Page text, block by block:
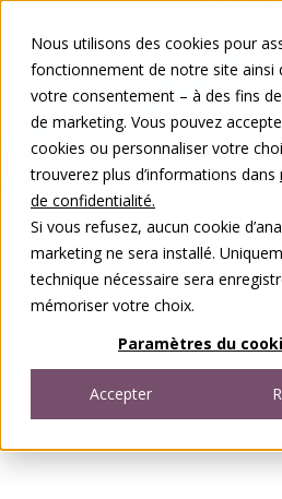
Nous utilisons des cookies pour
fonctionnement de notre site ainsi
votre consentement – à des fins
de marketing. Vous pouvez
cookies ou personnaliser votre
trouverez plus d’informations dans
de confidentialité.
Si vous refusez, aucun cookie
marketing ne sera installé.
technique nécessaire sera
mémoriser votre choix.
Paramètres du
Accepter
DEFR
Open menu